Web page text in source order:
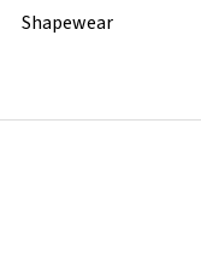
Shapewear